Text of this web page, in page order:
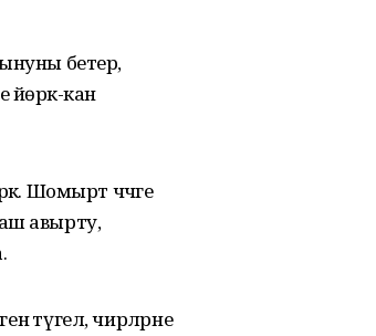
бетерә,
кан
Шомырт чәчәге
авырту,
түгел, чирләрне